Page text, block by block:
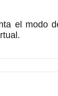
el modo